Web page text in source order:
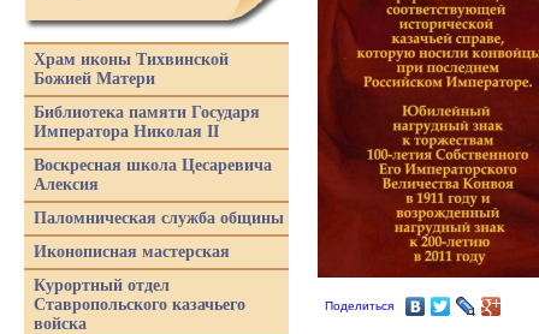
Поделиться
Храм иконы Тихвинской
Божией Матери
Библиотека памяти Государя
Императора Николая II
Воскресная школа Цесаревича
Алексия
Паломническая служба общины
Иконописная мастерская
Курортный отдел
Ставропольского казачьего
войска